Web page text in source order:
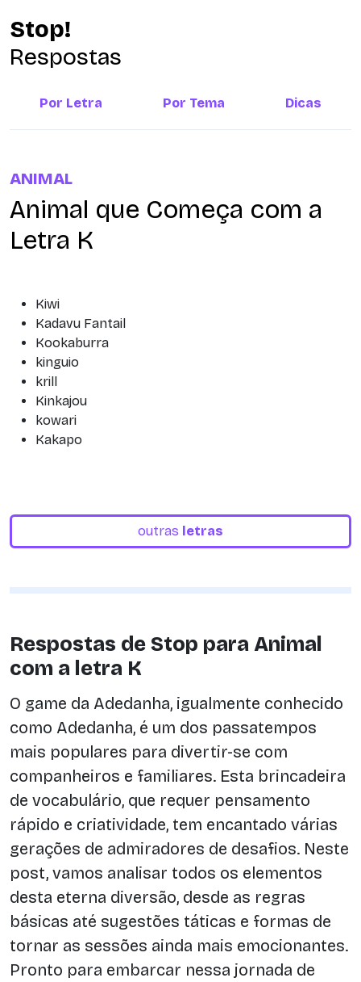
Stop!
Respostas
Por Letra Por Tema Dicas
ANIMAL
Animal que Começa com a
Letra K
Kiwi
Kadavu Fantail
Kookaburra
kinguio
krill
Kinkajou
kowari
Kakapo
outras letras
Respostas de Stop para Animal
com a letra K
O game da Adedanha, igualmente conhecido
como Adedanha, é um dos passatempos
mais populares para divertir-se com
companheiros e familiares. Esta brincadeira
de vocabulário, que requer pensamento
rápido e criatividade, tem encantado várias
gerações de admiradores de desafios. Neste
post, vamos analisar todos os elementos
desta eterna diversão, desde as regras
básicas até sugestões táticas e formas de
tornar as sessões ainda mais emocionantes.
Pronto para embarcar nessa jornada de